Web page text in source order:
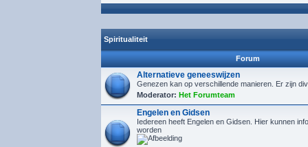
Spiritualiteit
Forum
Alternatieve geneeswijzen
Genezen kan op verschillende manieren. Er zijn
Moderator: Het Forumteam
Engelen en Gidsen
Iedereen heeft Engelen en Gidsen. Hier kunnen
worden